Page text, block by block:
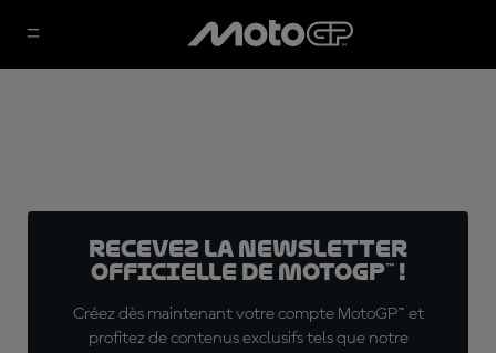
Recevez la Newsletter
officielle de MotoGP™ !
Créez dès maintenant votre compte MotoGP™ et
profitez de contenus exclusifs tels que notre